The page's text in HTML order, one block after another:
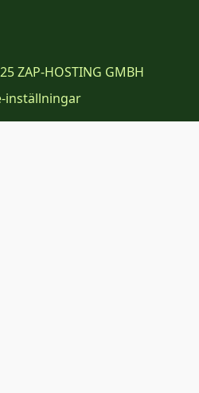
ZAP-HOSTING GMBH
inställningar